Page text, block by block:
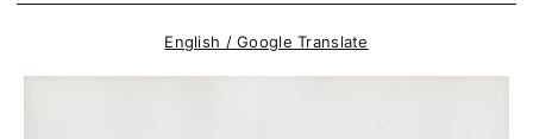
English / Google Translate